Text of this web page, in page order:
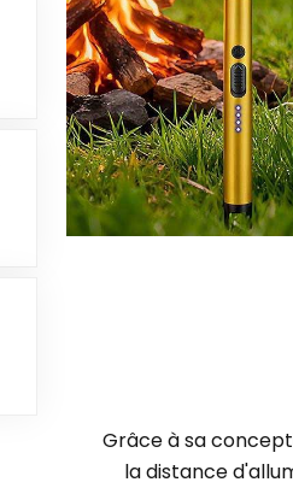
Grâce à sa
la distance